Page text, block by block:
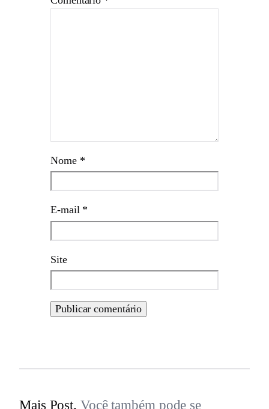
Nome *
E-mail *
Site
Mais Post. Você também pode se